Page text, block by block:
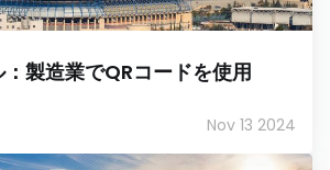
：製造業でQRコードを使用
Nov 13 2024